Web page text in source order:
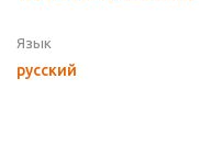
Язык
русский